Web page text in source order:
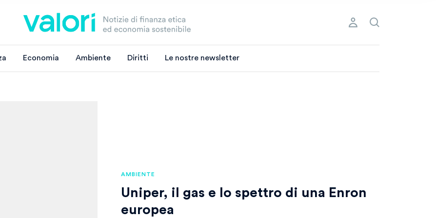
Economia Ambiente Diritti Le nostre newsletter
AMBIENTE
Uniper, il gas e lo spettro di una Enron
europea